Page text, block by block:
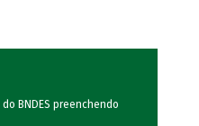
BNDES preenchendo